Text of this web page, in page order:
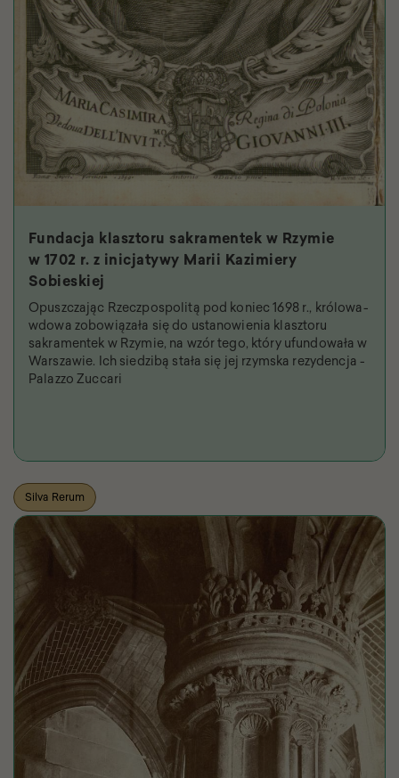
Fundacja klasztoru sakramentek w Rzymie
w 1702 r. z inicjatywy Marii Kazimiery
Sobieskiej
Opuszczając Rzeczpospolitą pod koniec 1698 r., królowa-
wdowa zobowiązała się do ustanowienia klasztoru
sakramentek w Rzymie, na wzór tego, który ufundowała w
Warszawie. Ich siedzibą stała się jej rzymska rezydencja -
Palazzo Zuccari
Silva Rerum